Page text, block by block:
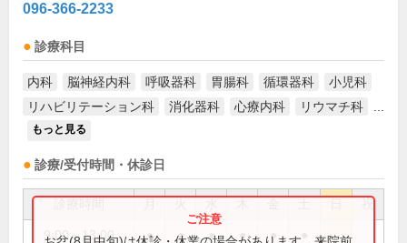
096-366-2233
診療科目
内科 脳神経内科 呼吸器科 胃腸科 循環器科
小児科
リハビリテーション科
消化器科 心療内科 リウマチ科
もっと見る
診療/受付時間・休診日
祝
9:00～13:00 ● ● ● ● ●